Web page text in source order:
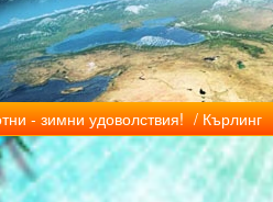
- зимни удоволствия! / Кърлинг